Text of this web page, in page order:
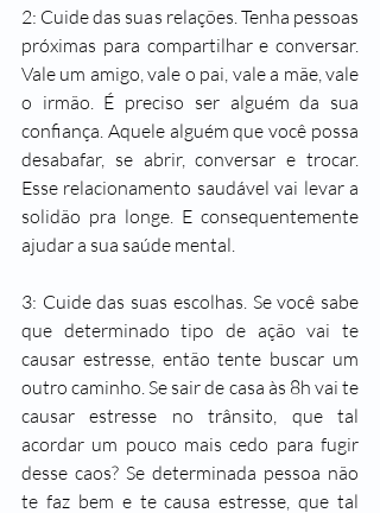
2: Cuide das suas relações. Tenha pessoas
próximas para compartilhar e conversar.
Vale um amigo, vale o pai, vale a mãe, vale
o irmão. É preciso ser alguém da sua
confiança. Aquele alguém que você possa
desabafar, se abrir, conversar e trocar.
Esse relacionamento saudável vai levar a
solidão pra longe. E consequentemente
ajudar a sua saúde mental.
3: Cuide das suas escolhas. Se você sabe
que determinado tipo de ação vai te
causar estresse, então tente buscar um
outro caminho. Se sair de casa às 8h vai te
causar estresse no trânsito, que tal
acordar um pouco mais cedo para fugir
desse caos? Se determinada pessoa não
te faz bem e te causa estresse, que tal